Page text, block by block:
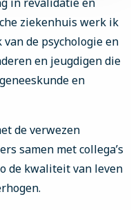
ziekenhuis werk ik
de psychologie en
en jeugdigen die
en
de verwezen
samen met collega’s
de kwaliteit van leven